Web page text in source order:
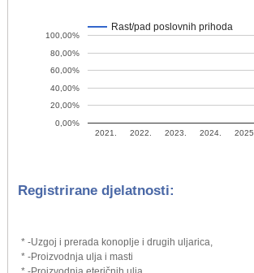
Rast/pad poslovnih prihoda
2021. 2022. 2023. 2024. 2025.
0,00%
20,00%
40,00%
60,00%
80,00%
100,00%
Registrirane djelatnosti:
* -Uzgoj i prerada konoplje i drugih uljarica,
* -Proizvodnja ulja i masti